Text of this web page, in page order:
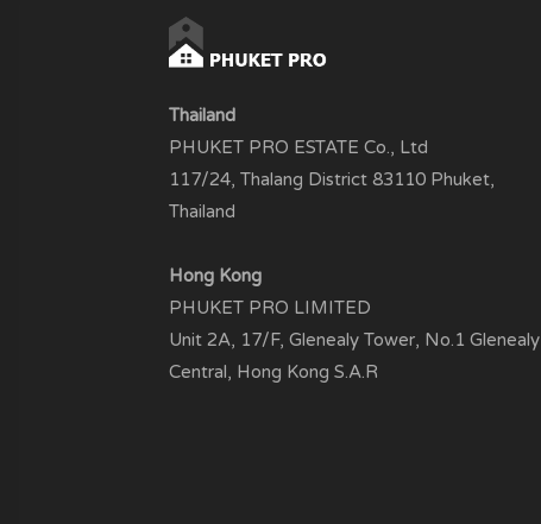
Thailand
PHUKET PRO ESTATE Co., Ltd
117/24, Thalang District 83110 Phuket,
Thailand
Hong Kong
PHUKET PRO LIMITED
Unit 2A, 17/F, Glenealy Tower, No.1 Glenealy
Central, Hong Kong S.A.R